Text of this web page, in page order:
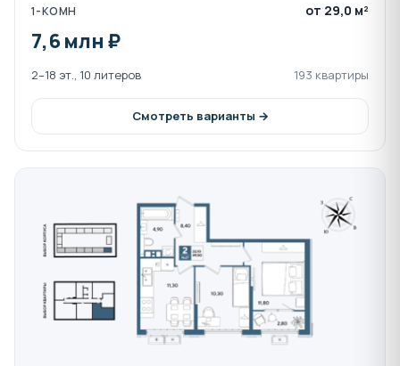
выгула собак
Подземный паркинг с зарядками для
Спортивные и детские площадки
Жилой комплекс "Порто-Ново" предлагает
Общая площадь квартир: 104 542 м²
Особенность: квартиры с террасами на 2 и 10
этажах
Панорамные виды на горные пейзажи
Новороссийска
Отделка квартир:
1-КОМН от 29,0 м²
7,6 млн ₽
2–18 эт., 10 литеров 193 квартиры
Смотреть варианты →